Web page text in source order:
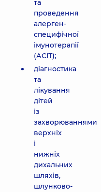
та
проведення
алерген-
специфічної
імунотерапії
(АСІТ);
діагностика
та
лікування
дітей
із
захворюваннями
верхніх
і
нижніх
дихальних
шляхів,
шлунково-